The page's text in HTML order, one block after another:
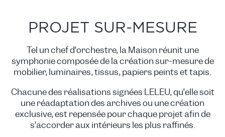
PROJET SUR-MESURE
Tel un chef d’orchestre, la Maison réunit une
symphonie composée de la création sur-mesure de
mobilier, luminaires, tissus, papiers peints et tapis.
Chacune des réalisations signées LELEU, qu’elle soit
une réadaptation des archives ou une création
exclusive, est repensée pour chaque projet afin de
s’accorder aux intérieurs les plus raffinés.